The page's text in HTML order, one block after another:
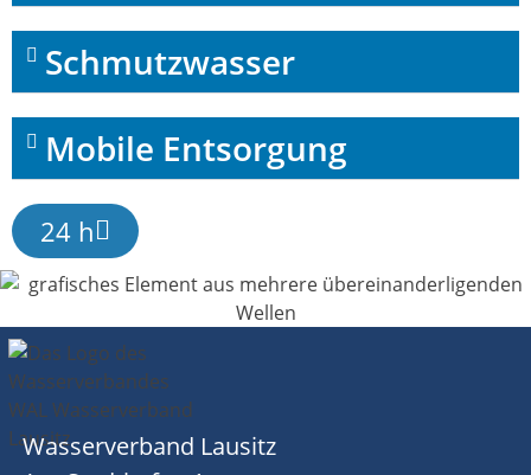
Schmutzwasser
Mobile Entsorgung
24 h
Wasserverband Lausitz